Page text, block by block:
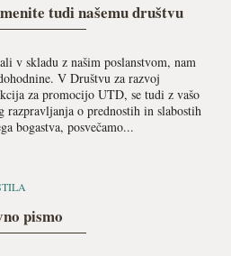
tudi našemu društvu
v skladu z našim poslanstvom, nam
V Društvu za razvoj
za promocijo UTD, se tudi z vašo
razpravljanja o prednostih in slabostih
bogastva, posvečamo...
pismo